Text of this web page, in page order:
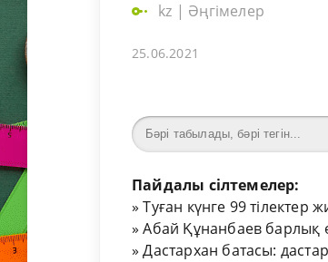
kz | Әңгімелер
25.06.2021
Пайдалы сілтемелер:
»Туған күнге 99 тілектер
»Абай Құнанбаев барлық
»Дастархан батасы: